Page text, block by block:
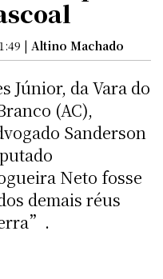
| Altino Machado
Júnior, da Vara do
(AC),
Sanderson
Neto fosse
demais réus